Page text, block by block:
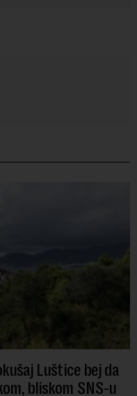
Luštice bej da
bliskom SNS-u